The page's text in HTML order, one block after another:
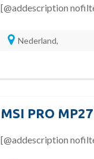
[@addescription
Nederland,
MSI PRO
[@addescription